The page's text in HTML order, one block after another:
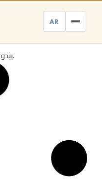
AR
يبدو أننا لا نستطيع العثور على ما تبحث عنه.